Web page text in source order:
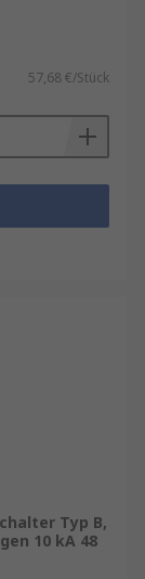
57,68 €/Stück
Typ B,
10 kA 48